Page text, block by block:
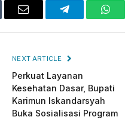
Email Telegram
NEXT ARTICLE
Perkuat Layanan
Kesehatan Dasar, Bupati
Karimun Iskandarsyah
Buka Sosialisasi Program